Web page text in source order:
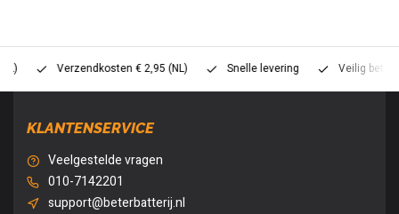
Verzendkosten € 2,95 (NL) Snelle levering Veilig betalen
KLANTENSERVICE
Veelgestelde vragen
010-7142201
support@beterbatterij.nl